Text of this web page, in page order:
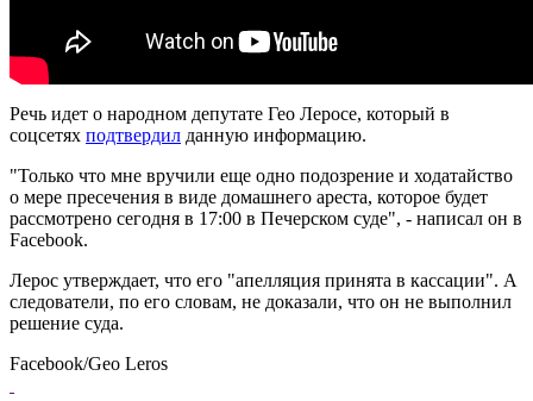
Речь идет о народном депутате Гео Леросе, который в
соцсетях подтвердил данную информацию.
"Только что мне вручили еще одно подозрение и ходатайство
о мере пресечения в виде домашнего ареста, которое будет
рассмотрено сегодня в 17:00 в Печерском суде", - написал он в
Facebook.
Лерос утверждает, что его "апелляция принята в кассации". А
следователи, по его словам, не доказали, что он не выполнил
решение суда.
Facebook/Geo Leros